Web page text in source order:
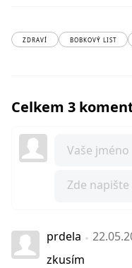
ZDRAVÍ BOBKOVÝ LIST
Celkem 3
prdela
zkusím